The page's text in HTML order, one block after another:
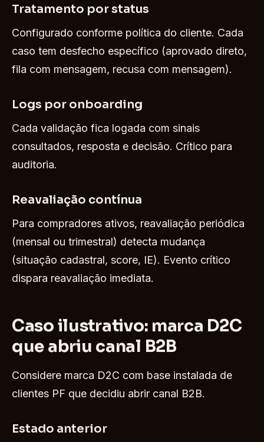
Tratamento por status
Configurado conforme política do cliente. Cada
caso tem desfecho específico (aprovado direto,
fila com mensagem, recusa com mensagem).
Logs por onboarding
Cada validação fica logada com sinais
consultados, resposta e decisão. Crítico para
auditoria.
Reavaliação contínua
Para compradores ativos, reavaliação periódica
(mensal ou trimestral) detecta mudança
(situação cadastral, score, IE). Evento crítico
dispara reavaliação imediata.
Caso ilustrativo: marca D2C
que abriu canal B2B
Considere marca D2C com base instalada de
clientes PF que decidiu abrir canal B2B.
Estado anterior